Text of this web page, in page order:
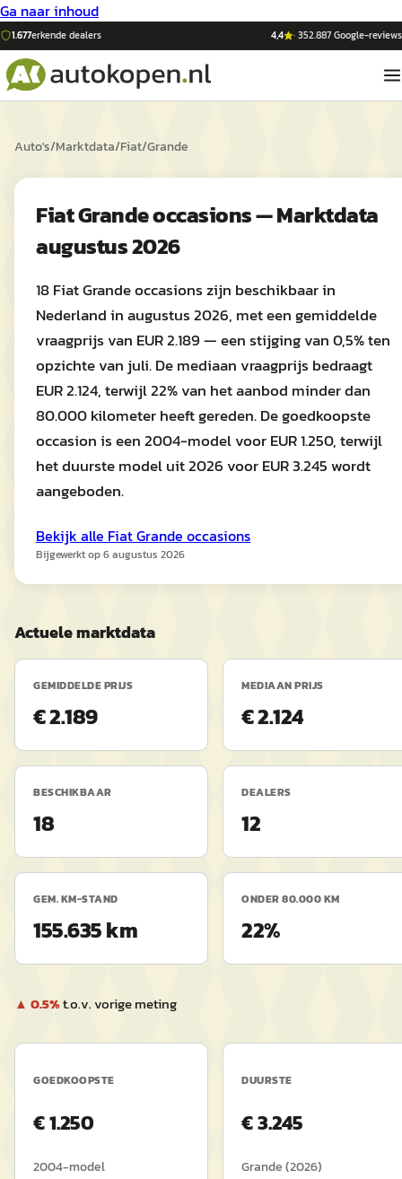
Ga naar inhoud
1.677erkende dealers 4,4 ·352.887Google-reviews
Auto's/Marktdata/Fiat/Grande
Fiat Grande occasions — Marktdata
augustus 2026
18 Fiat Grande occasions zijn beschikbaar in
Nederland in augustus 2026, met een gemiddelde
vraagprijs van EUR 2.189 — een stijging van 0,5% ten
opzichte van juli. De mediaan vraagprijs bedraagt
EUR 2.124, terwijl 22% van het aanbod minder dan
80.000 kilometer heeft gereden. De goedkoopste
occasion is een 2004-model voor EUR 1.250, terwijl
het duurste model uit 2026 voor EUR 3.245 wordt
aangeboden.
Bekijk alle FiatGrande occasions
Bijgewerkt op6 augustus 2026
Actuele marktdata
GEMIDDELDE PRIJS
€ 2.189
MEDIAAN PRIJS
€ 2.124
BESCHIKBAAR
18
DEALERS
12
GEM. KM-STAND
155.635 km
ONDER 80.000 KM
22%
▲ 0.5%t.o.v. vorige meting
GOEDKOOPSTE
€1.250
2004-model
DUURSTE
€3.245
Grande(2026)